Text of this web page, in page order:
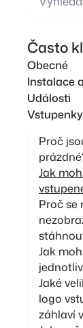
l
e
d
á
Často
Obecné
Instalace
Události
Vstupenky
Proč
Jak
Proč se
Jak
Jaké
logo
záhlaví